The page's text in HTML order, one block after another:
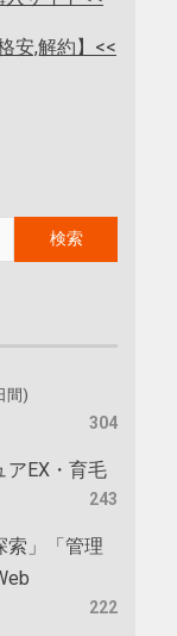
安,解約】<<
間)
304
アEX・育毛
243
索」「管理
222